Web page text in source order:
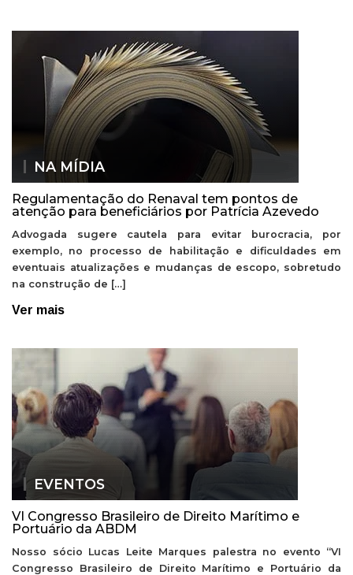
NA MÍDIA
Regulamentação do Renaval tem pontos de
atenção para beneficiários por Patrícia Azevedo
Advogada sugere cautela para evitar burocracia, por
exemplo, no processo de habilitação e dificuldades em
eventuais atualizações e mudanças de escopo, sobretudo
na construção de […]
Ver mais
EVENTOS
VI Congresso Brasileiro de Direito Marítimo e
Portuário da ABDM
Nosso sócio Lucas Leite Marques palestra no evento “VI
Congresso Brasileiro de Direito Marítimo e Portuário da